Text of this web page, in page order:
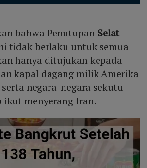
bahwa Penutupan Selat
tidak berlaku untuk semua
hanya ditujukan kepada
kapal dagang milik Amerika
negara-negara sekutu
ikut menyerang Iran.